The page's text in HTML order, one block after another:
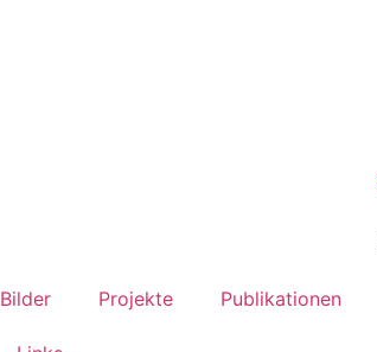
Bilder Projekte Publikationen